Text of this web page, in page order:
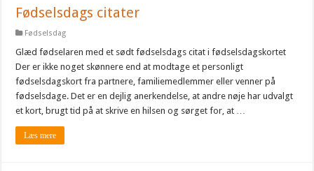
Fødselsdags citater
Fødselsdag
Glæd fødselaren med et sødt fødselsdags citat i fødselsdagskortet
Der er ikke noget skønnere end at modtage et personligt
fødselsdagskort fra partnere, familiemedlemmer eller venner på
fødselsdage. Det er en dejlig anerkendelse, at andre nøje har udvalgt
et kort, brugt tid på at skrive en hilsen og sørget for, at …
Læs mere